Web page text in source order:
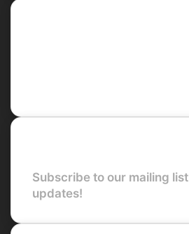
Subscribe to our mailing
updates!